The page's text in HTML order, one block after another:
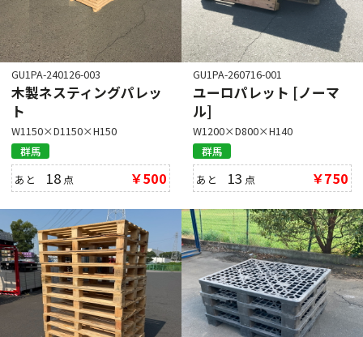
GU1PA-240126-003
木製ネスティングパレッ
ト
W1150×D1150×H150
群馬
あと 18 点 ￥500
GU1PA-260716-001
ユーロパレット [ノーマ
ル]
W1200×D800×H140
群馬
あと 13 点 ￥750